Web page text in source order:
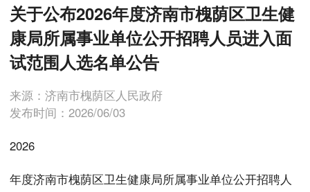
关于公布2026年度济南市槐荫区卫生健
康局所属事业单位公开招聘人员进入面
试范围人选名单公告
来源：济南市槐荫区人民政府
发布时间：2026/06/03
2026
年度济南市槐荫区卫生健康局所属事业单位公开招聘人